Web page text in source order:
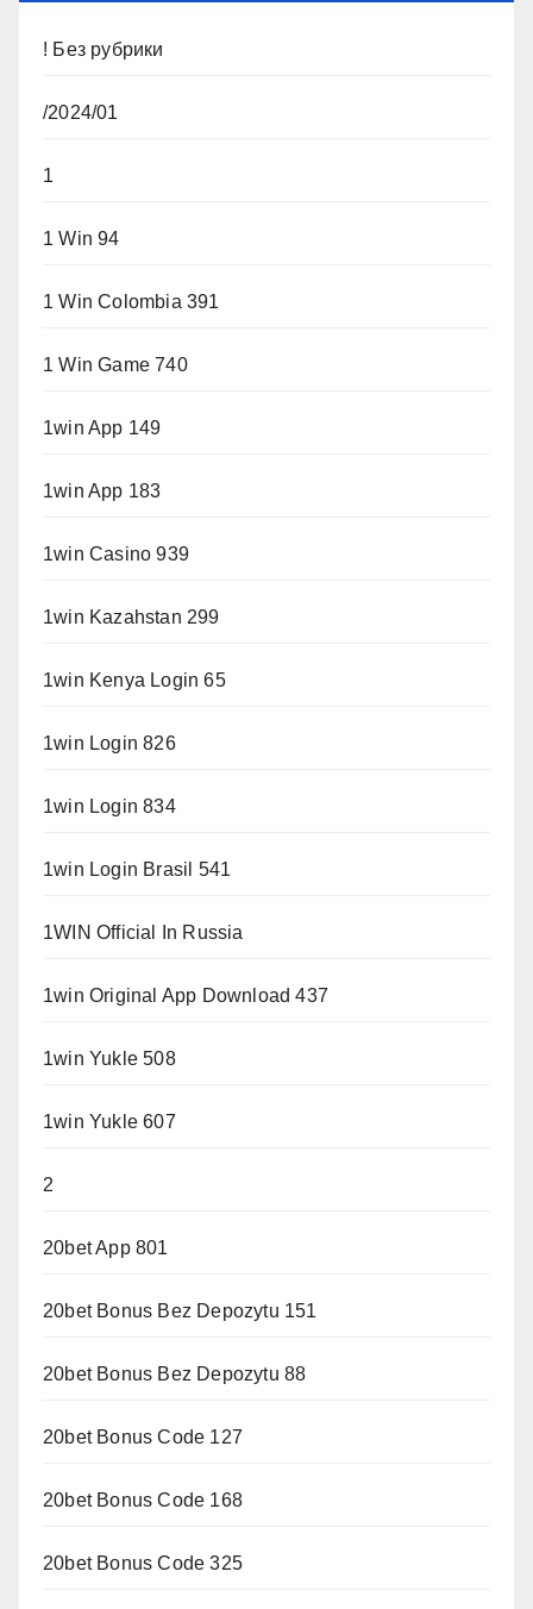
! Без рубрики
/2024/01
1
1 Win 94
1 Win Colombia 391
1 Win Game 740
1win App 149
1win App 183
1win Casino 939
1win Kazahstan 299
1win Kenya Login 65
1win Login 826
1win Login 834
1win Login Brasil 541
1WIN Official In Russia
1win Original App Download 437
1win Yukle 508
1win Yukle 607
2
20bet App 801
20bet Bonus Bez Depozytu 151
20bet Bonus Bez Depozytu 88
20bet Bonus Code 127
20bet Bonus Code 168
20bet Bonus Code 325